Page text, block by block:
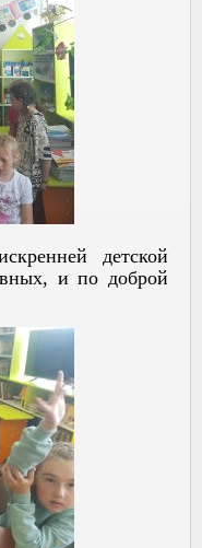
детской
и по доброй